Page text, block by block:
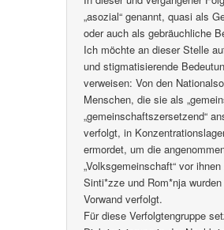
„asozial“ genannt, quasi als
oder auch als gebräuchliche
Ich möchte an dieser Stelle
und stigmatisierende
verweisen: Von den
Menschen, die sie als
„gemeinschaftszersetzend“
verfolgt, in
ermordet, um die
„Volksgemeinschaft“ vor
Sinti*zze und Rom*nja
Vorwand verfolgt.
Für diese Verfolgtengruppe